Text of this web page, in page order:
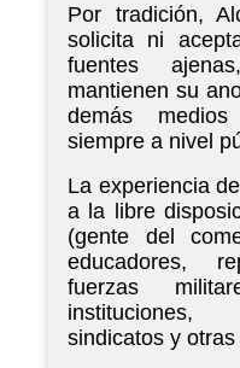
Por tradición,
solicita ni
fuentes
mantienen su
demás
siempre a nivel
La experiencia
a la libre
(gente del
educadores,
fuerzas
sindicatos y